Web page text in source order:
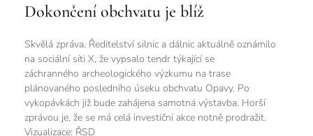
Dokončení obchvatu je blíž
Skvělá zpráva. Ředitelství silnic a dálnic aktuálně oznámilo
na sociální síti X, že vypsalo tendr týkající se
záchranného archeologického výzkumu na trase
plánovaného posledního úseku obchvatu Opavy. Po
vykopávkách již bude zahájena samotná výstavba. Horší
zprávou je, že se má celá investiční akce notně prodražit.
Vizualizace: ŘSD